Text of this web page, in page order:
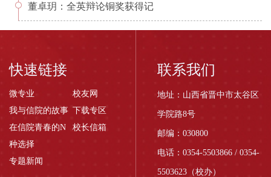
董卓玥：全英辩论铜奖获得记
快速链接
微专业
校友网
我与信院的故事 下载专区
在信院青春的N
种选择
校长信箱
专题新闻
联系我们
地址：山西省晋中市太谷区
学院路8号
邮编：030800
电话：0354-5503866 / 0354-
5503623（校办）